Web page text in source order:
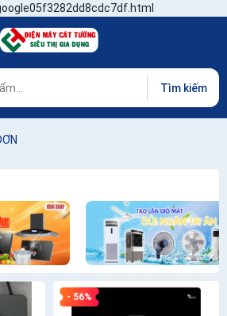
Tìm kiếm
- 56%